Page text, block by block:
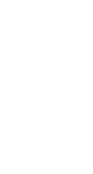
1;
g) ORDER BY 1;